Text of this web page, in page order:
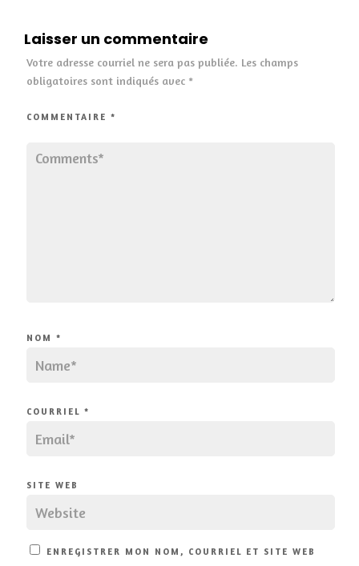
Laisser un commentaire
Votre adresse courriel ne sera pas publiée. Les champs
obligatoires sont indiqués avec *
COMMENTAIRE *
NOM *
COURRIEL *
SITE WEB
ENREGISTRER MON NOM, COURRIEL ET SITE WEB